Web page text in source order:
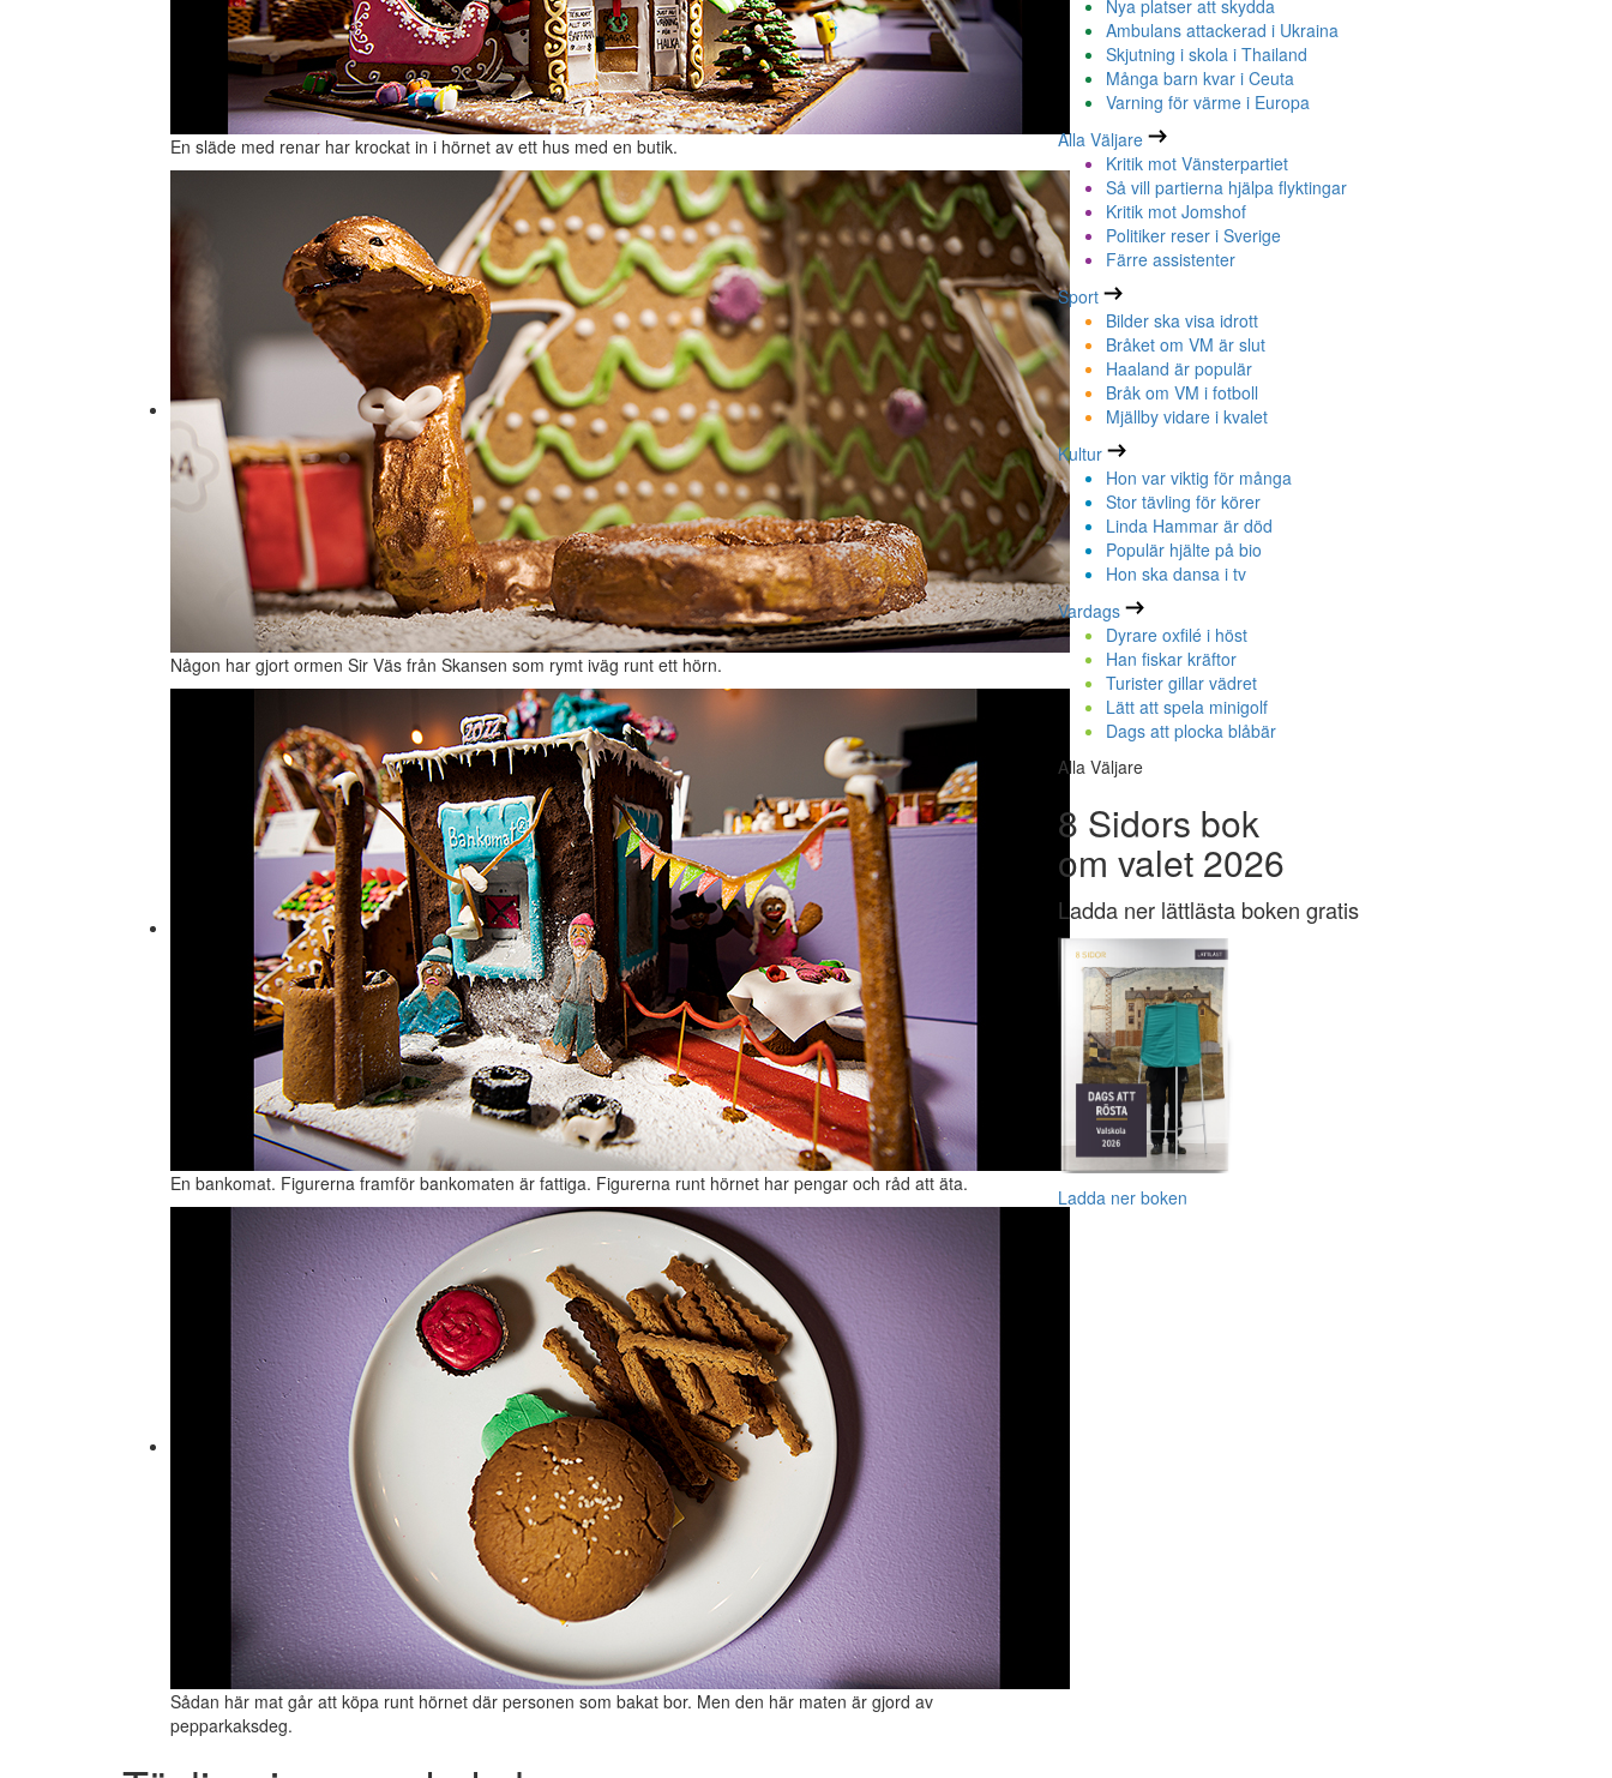
En släde med renar har krockat in i hörnet av ett hus med en butik.
Någon har gjort ormen Sir Väs från Skansen som rymt iväg runt ett hörn.
En bankomat. Figurerna framför bankomaten är fattiga. Figurerna runt hörnet har pengar och råd att äta.
Sådan här mat går att köpa runt hörnet där personen som bakat bor. Men den här maten är gjord av
pepparkaksdeg.
Nya platser att skydda
Ambulans attackerad i Ukraina
Skjutning i skola i Thailand
Många barn kvar i Ceuta
Varning för värme i Europa
Alla Väljare
Kritik mot Vänsterpartiet
Så vill partierna hjälpa flyktingar
Kritik mot Jomshof
Politiker reser i Sverige
Färre assistenter
Sport
Bilder ska visa idrott
Bråket om VM är slut
Haaland är populär
Bråk om VM i fotboll
Mjällby vidare i kvalet
Kultur
Hon var viktig för många
Stor tävling för körer
Linda Hammar är död
Populär hjälte på bio
Hon ska dansa i tv
Vardags
Dyrare oxfilé i höst
Han fiskar kräftor
Turister gillar vädret
Lätt att spela minigolf
Dags att plocka blåbär
Alla Väljare
8 Sidors bok
om valet 2026
Ladda ner lättlästa boken gratis
Ladda ner boken